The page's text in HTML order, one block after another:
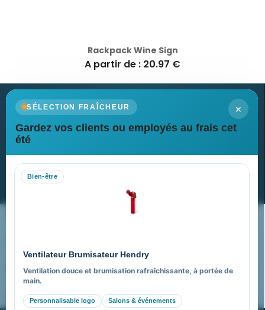
Rackpack Wine Sign
A partir de : 20.97 €
×
SÉLECTION FRAÎCHEUR
Gardez vos clients ou employés au frais cet
été
Bien-être
Ventilateur Brumisateur Hendry
Ventilation douce et brumisation rafraîchissante, à portée de
main.
Personnalisable logo Salons & événements
Newsletter
Recevez nos dernières nouvelles et nos offres spéciales
Nos expertises & accompagnement global
FAQ sur Promenoch Goodies Pub France
Pourquoi ça a marché à 100% pour moi ?